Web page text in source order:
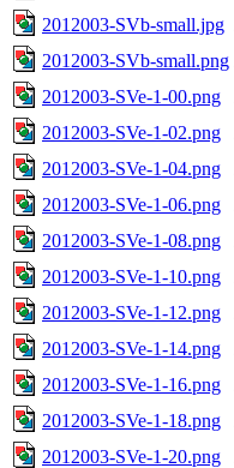
2012003-SVb-small.jpg
2012003-SVb-small.png
2012003-SVe-1-00.png
2012003-SVe-1-02.png
2012003-SVe-1-04.png
2012003-SVe-1-06.png
2012003-SVe-1-08.png
2012003-SVe-1-10.png
2012003-SVe-1-12.png
2012003-SVe-1-14.png
2012003-SVe-1-16.png
2012003-SVe-1-18.png
2012003-SVe-1-20.png